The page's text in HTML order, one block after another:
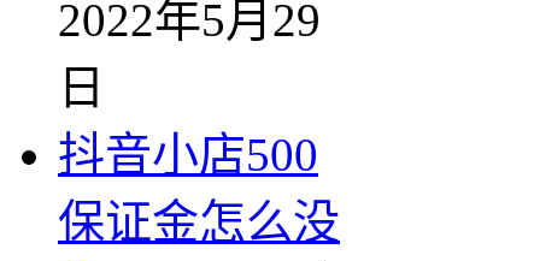
2022年5月29
日
抖音小店500
保证金怎么没